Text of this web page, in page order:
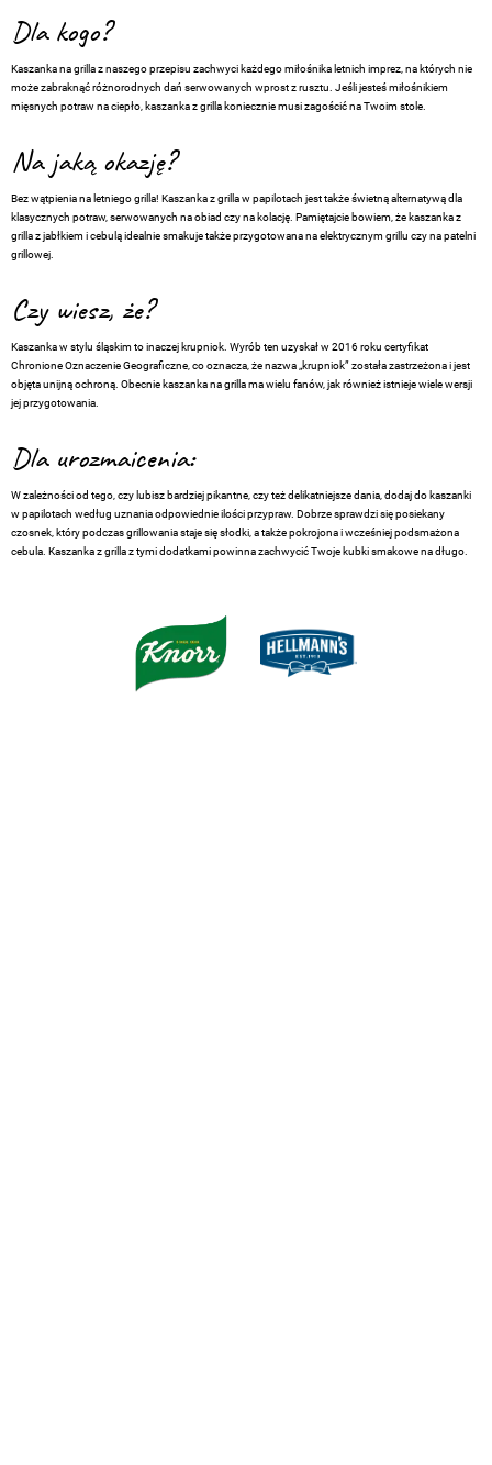
Dla kogo?
Kaszanka na grilla z naszego przepisu zachwyci każdego miłośnika letnich imprez, na których nie
może zabraknąć różnorodnych dań serwowanych wprost z rusztu. Jeśli jesteś miłośnikiem
mięsnych potraw na ciepło, kaszanka z grilla koniecznie musi zagościć na Twoim stole.
Na jaką okazję?
Bez wątpienia na letniego grilla! Kaszanka z grilla w papilotach jest także świetną alternatywą dla
klasycznych potraw, serwowanych na obiad czy na kolację. Pamiętajcie bowiem, że kaszanka z
grilla z jabłkiem i cebulą idealnie smakuje także przygotowana na elektrycznym grillu czy na patelni
grillowej.
Czy wiesz, że?
Kaszanka w stylu śląskim to inaczej krupniok. Wyrób ten uzyskał w 2016 roku certyfikat
Chronione Oznaczenie Geograficzne, co oznacza, że nazwa „krupniok” została zastrzeżona i jest
objęta unijną ochroną. Obecnie kaszanka na grilla ma wielu fanów, jak również istnieje wiele wersji
jej przygotowania.
Dla urozmaicenia:
W zależności od tego, czy lubisz bardziej pikantne, czy też delikatniejsze dania, dodaj do kaszanki
w papilotach według uznania odpowiednie ilości przypraw. Dobrze sprawdzi się posiekany
czosnek, który podczas grillowania staje się słodki, a także pokrojona i wcześniej podsmażona
cebula. Kaszanka z grilla z tymi dodatkami powinna zachwycić Twoje kubki smakowe na długo.